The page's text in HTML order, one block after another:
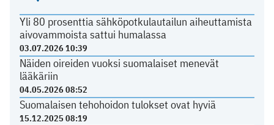
Yli 80 prosenttia sähköpotkulautailun aiheuttamista
aivovammoista sattui humalassa
03.07.2026 10:39
Näiden oireiden vuoksi suomalaiset menevät
lääkäriin
04.05.2026 08:52
Suomalaisen tehohoidon tulokset ovat hyviä
15.12.2025 08:19